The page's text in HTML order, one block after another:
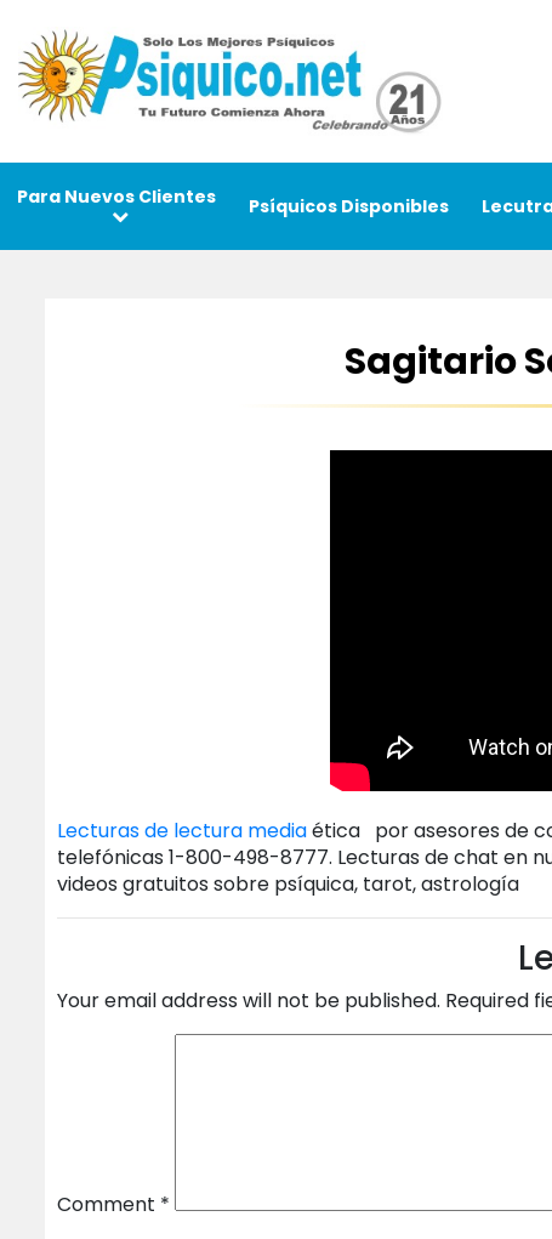
Para Nuevos Clientes Psíquicos Disponibles
Sagitario
Lecturas de lectura mediaética por asesores de
telefónicas 1-800-498-8777. Lecturas de chat en
videos gratuitos sobre psíquica, tarot, astrología
Your email address will not be published. Required
Comment *